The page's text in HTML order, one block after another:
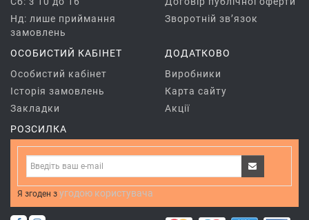
Нд: лише приймання
замовлень
Зворотній зв’язок
ОСОБИСТИЙ КАБІНЕТ
Особистий кабінет
Історія замовлень
Закладки
ДОДАТКОВО
Виробники
Карта сайту
Акції
РОЗСИЛКА
Я згоден з угодою користувача